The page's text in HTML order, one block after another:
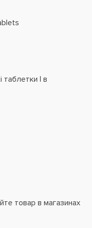
таблетки | в
товар в магазинах